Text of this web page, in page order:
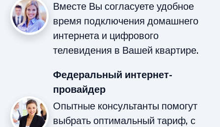
Вместе Вы согласуете удобное
время подключения домашнего
интернета и цифрового
телевидения в Вашей квартире.
Федеральный интернет-
провайдер
Опытные консультанты помогут
выбрать оптимальный тариф, с